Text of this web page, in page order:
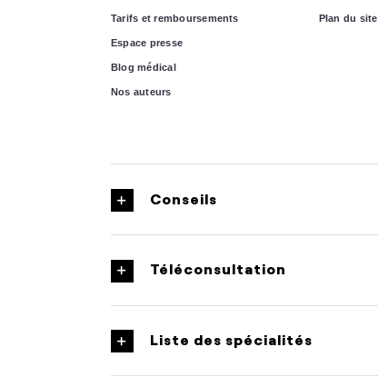
Tarifs et remboursements
Espace presse
Blog médical
Nos auteurs
Plan du site
Conseils
Téléconsultation
Liste des spécialités